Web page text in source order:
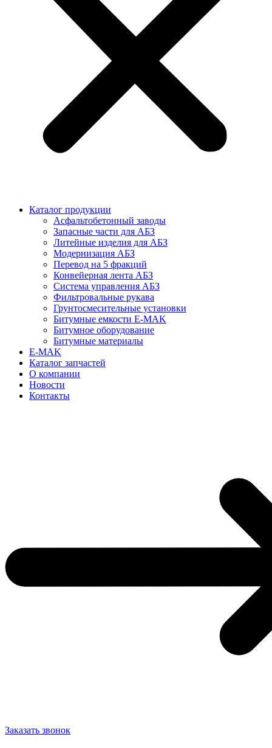
Каталог продукции
Асфальтобетонный заводы
Запасные части для АБЗ
Литейные изделия для АБЗ
Модернизация АБЗ
Перевод на 5 фракций
Конвейерная лента АБЗ
Система управления АБЗ
Фильтровальные рукава
Грунтосмесительные установки
Битумные емкости E-MAK
Битумное оборудование
Битумные материалы
E-MAK
Каталог запчастей
О компании
Новости
Контакты
Заказать звонок